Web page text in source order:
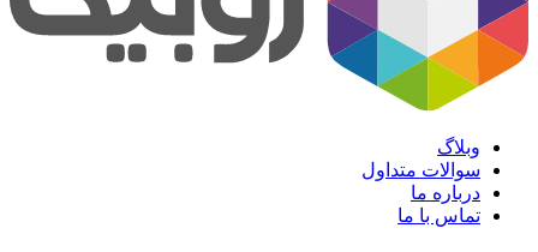
وبلاگ
سوالات متداول
درباره ما
تماس با ما